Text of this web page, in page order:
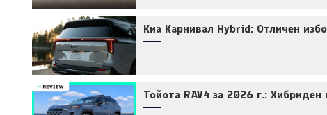
Киа Карнивал Hybrid: Отличен
Тойота RAV4 за 2026 г.: